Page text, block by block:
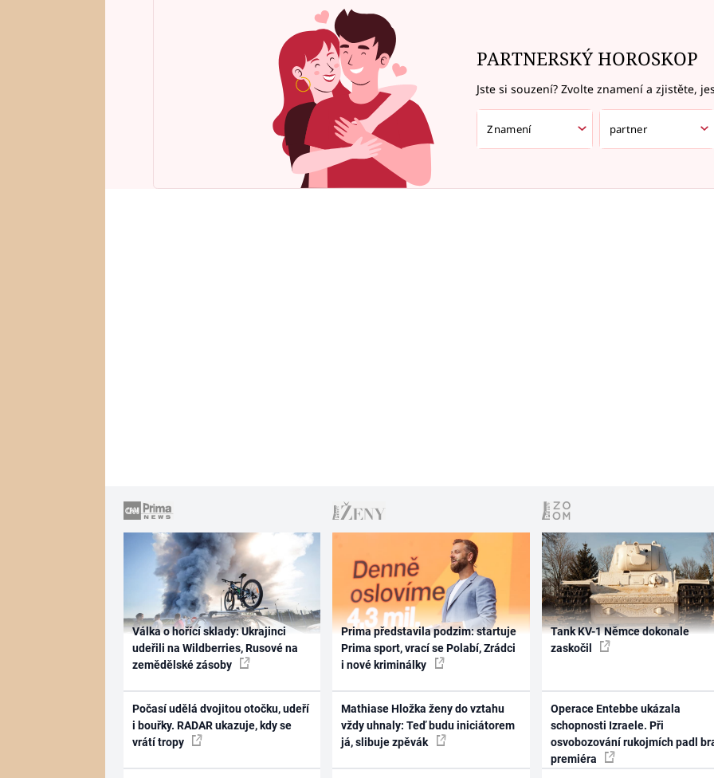
PARTNERSKÝ HOROSKOP
Jste si souzení? Zvolte znamení a zjistěte,
Válka o hořící sklady: Ukrajinci
udeřili na Wildberries, Rusové na
zemědělské zásoby
Počasí udělá dvojitou otočku, udeří
i bouřky. RADAR ukazuje, kdy se
vrátí tropy
Prima představila podzim: startuje
Prima sport, vrací se Polabí, Zrádci
i nové kriminálky
Mathiase Hložka ženy do vztahu
vždy uhnaly: Teď budu iniciátorem
já, slibuje zpěvák
Tank KV-1 Němce dokonale
zaskočil
Operace Entebbe ukázala
schopnosti Izraele. Při
osvobozování rukojmích padl
premiéra